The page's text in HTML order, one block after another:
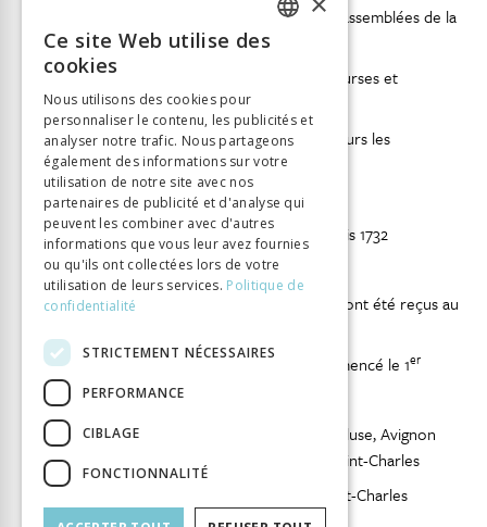
MM//481 : Registre des conclusions des assemblées de la
communauté…
MM//482-485 : Comptes et états des bourses et
fondations
MM//490 : Livre des pensions de Messieurs les
ecclésiastiques du séminaire
Séminaire de Saint-Firmin :
MM//494 : Livre des pensionnaires depuis 1732
Séminaire de Saint-Louis :
MM//495 : Registre des séminaristes qui ont été reçus au
MM//496 : Registre des pensions… commencé le 1er
octobre 1784
ADepV = Archives départementales du Vaucluse, Avignon
D 345 Correspondance du séminaire Saint-Charles
D 375-378 Fondations au séminaire Saint-Charles
ITALIAN
Ce site Web utilise des
cookies
Nous utilisons des cookies pour
personnaliser le contenu, les publicités et
analyser notre trafic. Nous partageons
également des informations sur votre
utilisation de notre site avec nos
partenaires de publicité et d'analyse qui
peuvent les combiner avec d'autres
informations que vous leur avez fournies
ou qu'ils ont collectées lors de votre
utilisation de leurs services. Politique de
confidentialité
STRICTEMENT NÉCESSAIRES
PERFORMANCE
CIBLAGE
FONCTIONNALITÉ